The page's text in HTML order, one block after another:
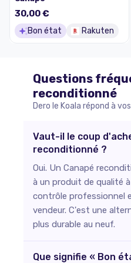
30,00 €
Bon état Rakuten
Questions
reconditionné
Dero le Koala répond à
Vaut-il le coup
reconditionné ?
Oui. Un Canapé
à un produit de qualité
contrôle professionnel
vendeur. C'est une
plus durable au neuf.
Que signifie « Bon